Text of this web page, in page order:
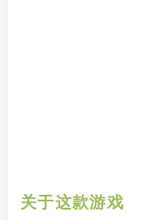
关于这款游戏